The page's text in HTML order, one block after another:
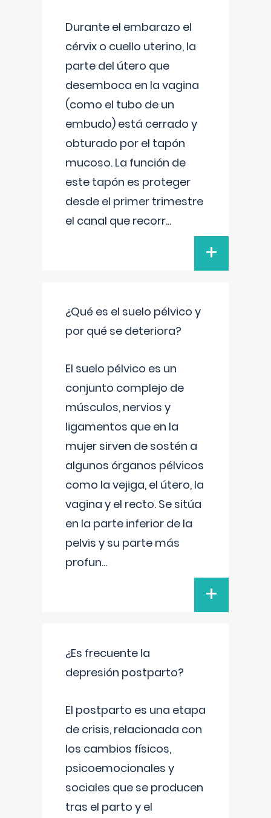
Durante el embarazo el
cérvix o cuello uterino, la
parte del útero que
desemboca en la vagina
(como el tubo de un
embudo) está cerrado y
obturado por el tapón
mucoso. La función de
este tapón es proteger
desde el primer trimestre
el canal que recorr...
+
¿Qué es el suelo pélvico y
por qué se deteriora?
El suelo pélvico es un
conjunto complejo de
músculos, nervios y
ligamentos que en la
mujer sirven de sostén a
algunos órganos pélvicos
como la vejiga, el útero, la
vagina y el recto. Se sitúa
en la parte inferior de la
pelvis y su parte más
profun...
+
¿Es frecuente la
depresión postparto?
El postparto es una etapa
de crisis, relacionada con
los cambios físicos,
psicoemocionales y
sociales que se producen
tras el parto y el